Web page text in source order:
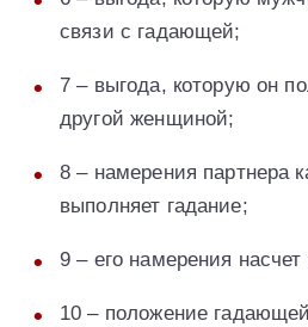
связи с гадающей;
7 – выгода, которую он
другой женщиной;
8 – намерения партнера
выполняет гадание;
9 – его намерения
10 – положение